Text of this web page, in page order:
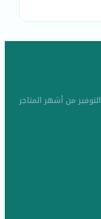
من أشهر المتاجر